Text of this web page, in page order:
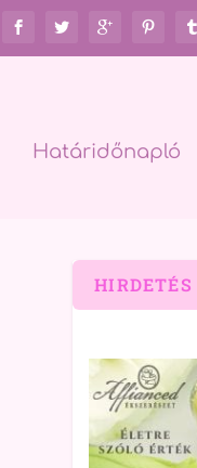
Határidőnapló
HIRDETÉS